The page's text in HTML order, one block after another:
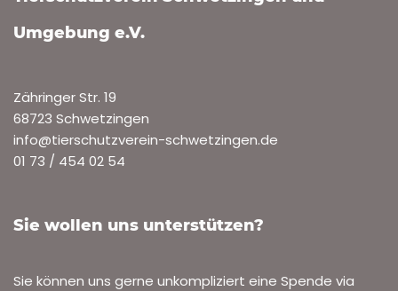
Umgebung e.V.
Zähringer Str. 19
68723 Schwetzingen
info@tierschutzverein-schwetzingen.de
01 73 / 454 02 54
Sie wollen uns unterstützen?
Sie können uns gerne unkompliziert eine Spende via